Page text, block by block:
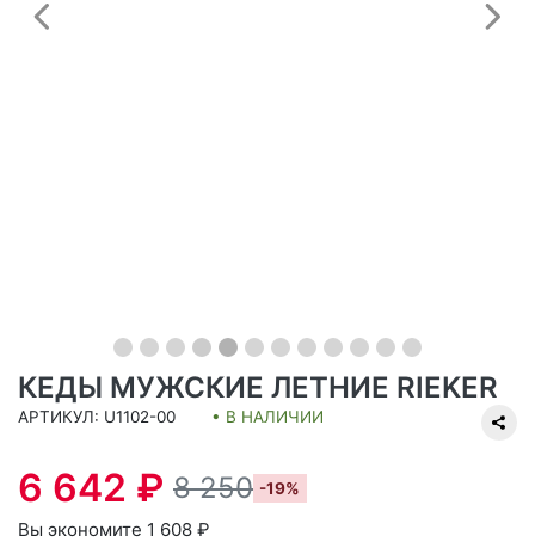
Предыдущий
КЕДЫ МУЖСКИЕ ЛЕТНИЕ RIEKER
АРТИКУЛ: U1102-00 • В НАЛИЧИИ
6 642 ₽ 8 250 -19%
Вы экономите 1 608 ₽